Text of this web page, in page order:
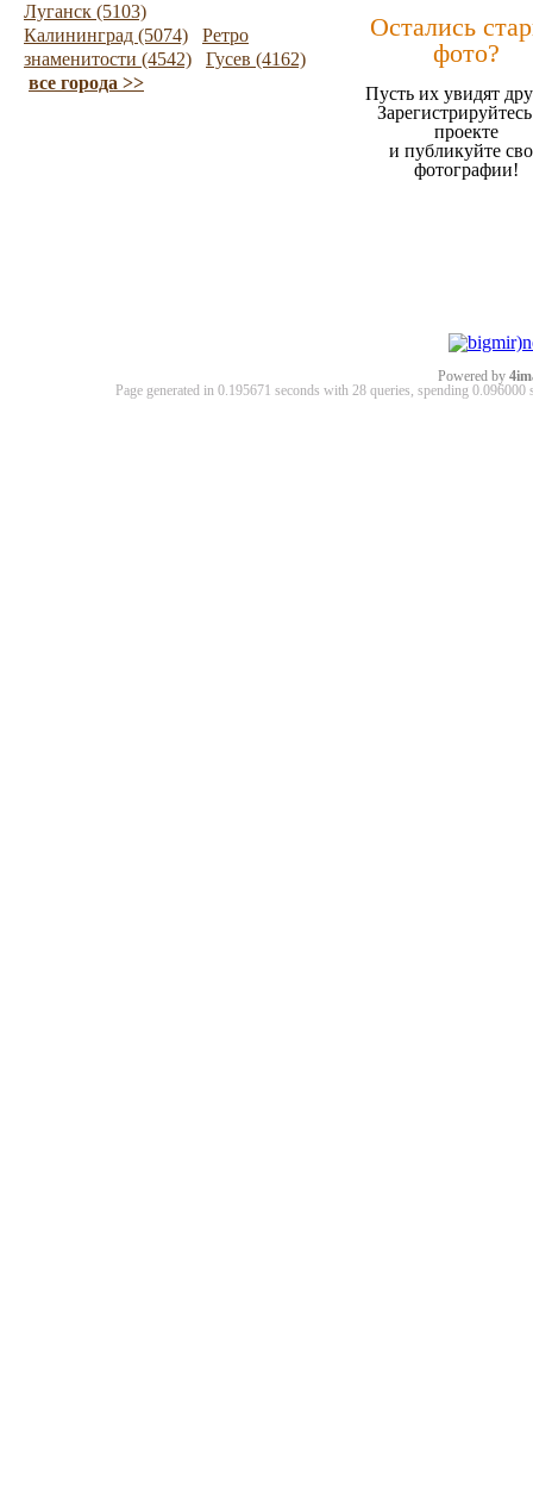
Луганск (5103)
Калининград (5074)
Ретро
знаменитости (4542)
Гусев (4162)
все города >>
Остались
фото?
Пусть их увидят
проекте
и публикуйте
фотографии!
Powered by
Page generated in 0.195671 seconds with 28 queries, spending